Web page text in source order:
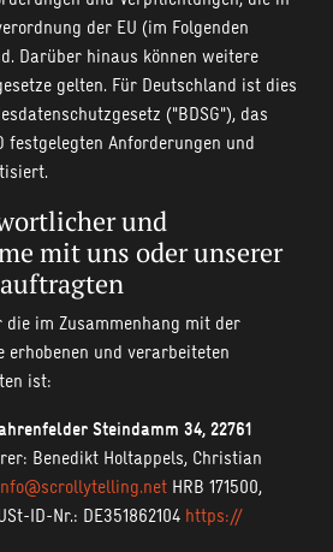
der EU (im Folgenden
Darüber hinaus können weitere
gelten. Für Deutschland ist dies
("BDSG"), das
festgelegten Anforderungen und
und
mit uns oder unserer
im Zusammenhang mit der
erhobenen und verarbeiteten
ist:
Steindamm 34, 22761
Benedikt Holtappels, Christian
HRB 171500,
ID-Nr.: DE351862104 https://